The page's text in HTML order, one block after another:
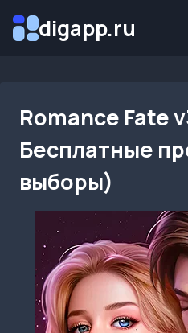
digapp.ru
Romance Fate
Бесплатные
выборы)